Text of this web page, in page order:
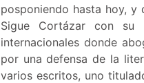
posponiendo hasta hoy,
Sigue Cortázar con su
internacionales donde
por una defensa de la
varios escritos, uno